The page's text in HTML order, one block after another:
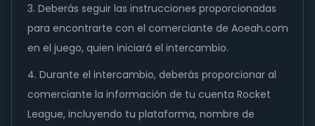
3. Deberás seguir las instrucciones proporcionadas
para encontrarte con el comerciante de Aoeah.com
en el juego, quien iniciará el intercambio.
4. Durante el intercambio, deberás proporcionar al
comerciante la información de tu cuenta Rocket
League, incluyendo tu plataforma, nombre de